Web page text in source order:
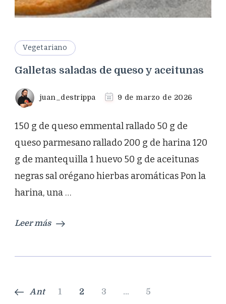
Vegetariano
Galletas saladas de queso y aceitunas
juan_destrippa 9 de marzo de 2026
150 g de queso emmental rallado 50 g de
queso parmesano rallado 200 g de harina 120
g de mantequilla 1 huevo 50 g de aceitunas
negras sal orégano hierbas aromáticas Pon la
harina, una …
Leer más
Paginación
Ant Página
1 Página
2 Página
3 … Página
5